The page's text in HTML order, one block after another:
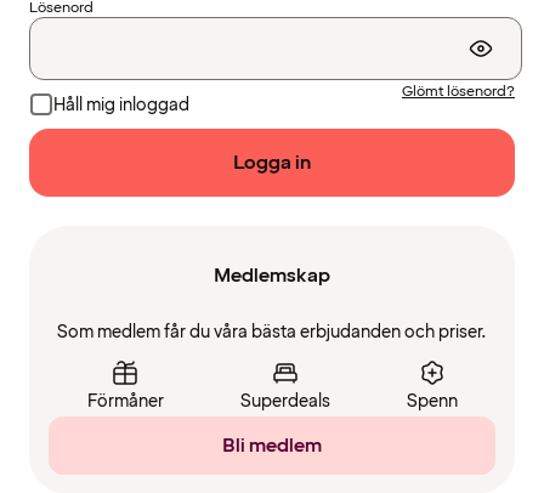
Lösenord
Håll mig inloggad
Glömt lösenord?
Logga in
Medlemskap
Som medlem får du våra bästa erbjudanden och priser.
Förmåner Superdeals Spenn
Bli medlem